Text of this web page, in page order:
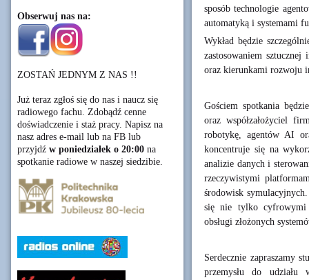
Obserwuj nas na:
ZOSTAŃ JEDNYM Z NAS !!
Już teraz zgłoś się do nas i naucz się
radiowego fachu. Zdobądź cenne
doświadczenie i staż pracy. Napisz na
nasz adres e-mail lub na FB lub
przyjdź w poniedziałek o 20:00 na
spotkanie radiowe w naszej siedzibie.
sposób technologie
automatyką i systemami
Wykład będzie
zastosowaniem sztucznej
oraz kierunkami rozwoju
Gościem spotkania
oraz współzałożyciel
robotykę, agentów AI
koncentruje się na
analizie danych i
rzeczywistymi
środowisk
się nie tylko cyfrowymi
obsługi złożonych
Serdecznie zapraszamy
przemysłu do